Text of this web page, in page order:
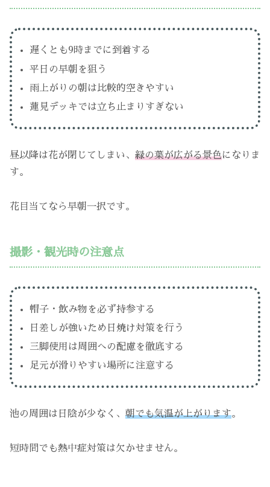
遅くとも9時までに到着する
平日の早朝を狙う
雨上がりの朝は比較的空きやすい
蓮見デッキでは立ち止まりすぎない
昼以降は花が閉じてしまい、 緑の葉が広がる景色になりま
す。
花目当てなら早朝一択です。
撮影・観光時の注意点
帽子・飲み物を必ず持参する
日差しが強いため日焼け対策を行う
三脚使用は周囲への配慮を徹底する
足元が滑りやすい場所に注意する
池の周囲は日陰が少なく、 朝でも気温が上がります。
短時間でも熱中症対策は欠かせません。